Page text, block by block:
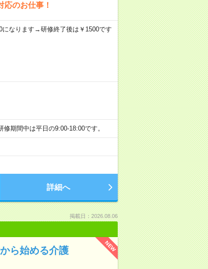
のお仕事！
なります→研修終了後は￥1500です
間中は平日の9:00-18:00です。
詳細へ
掲載日：2026.08.06
NEW
ら始める介護